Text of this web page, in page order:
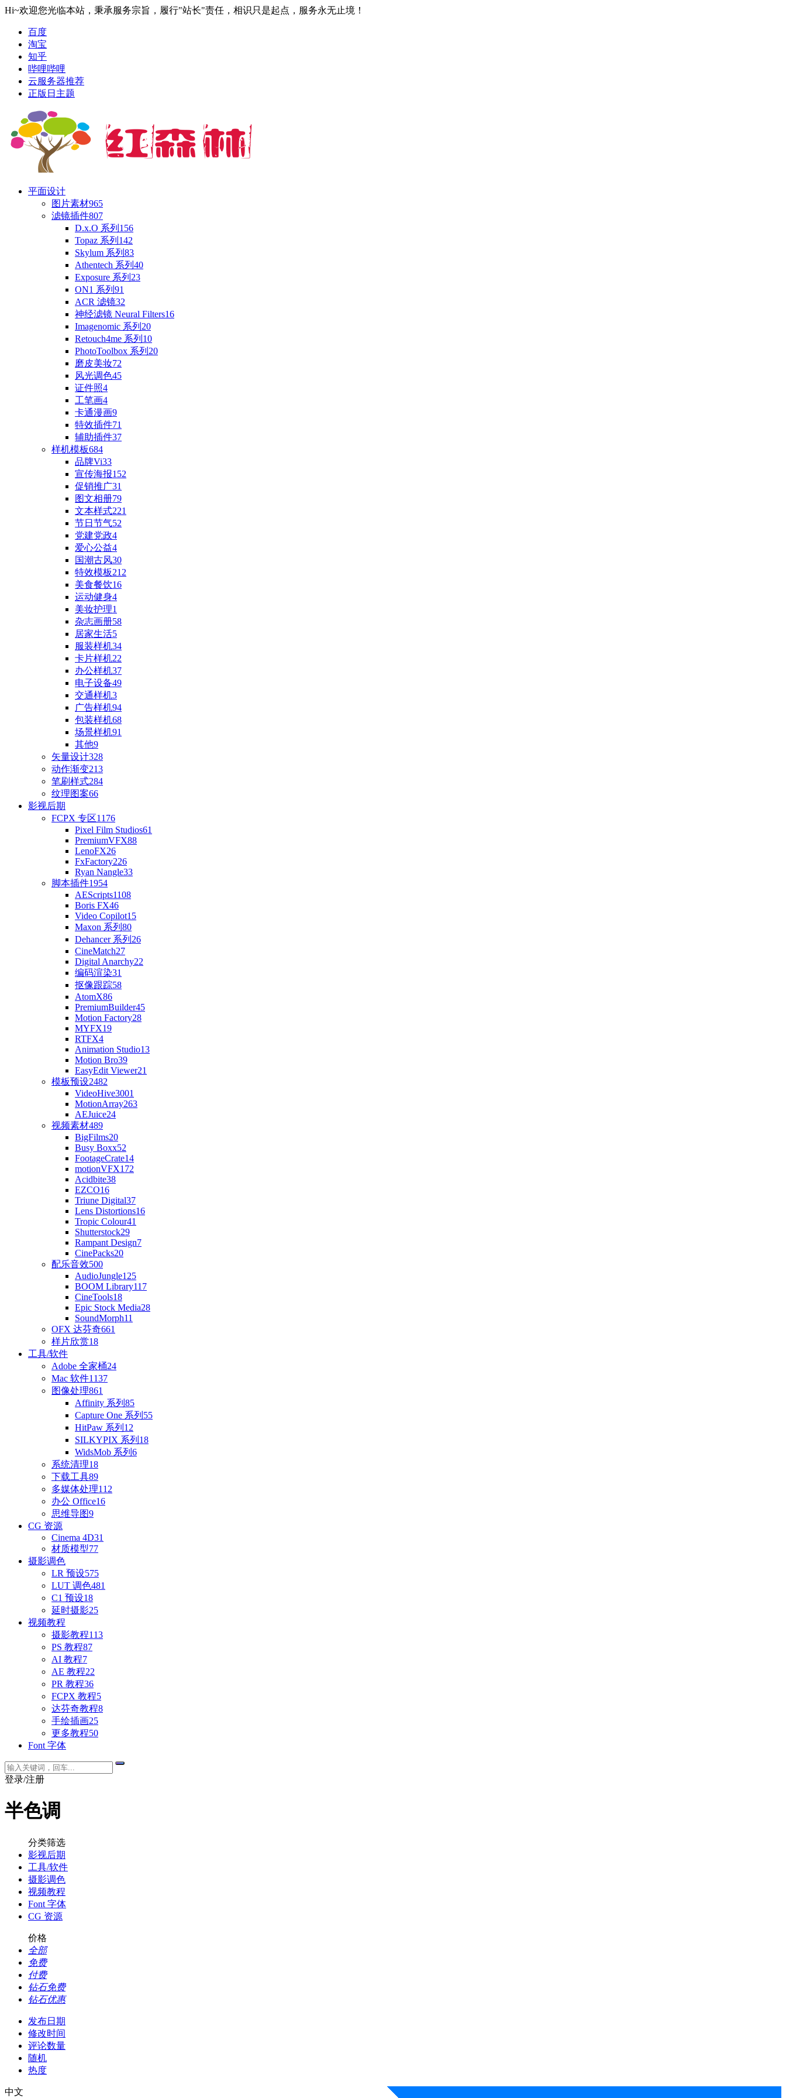
Hi~欢迎您光临本站，秉承服务宗旨，履行"站长"责任，相识只是起点，服务永无止境！
百度
淘宝
知乎
哔哩哔哩
云服务器推荐
正版日主题
平面设计
图片素材965
滤镜插件807
D.x.O 系列 156
Topaz 系列 142
Skylum 系列 83
Athentech 系列 40
Exposure 系列 23
ON1 系列 91
ACR 滤镜32
神经滤镜 Neural Filters16
Imagenomic 系列 20
Retouch4me 系列 10
PhotoToolbox 系列 20
磨皮美妆72
风光调色45
证件照4
工笔画4
卡通漫画9
特效插件71
辅助插件37
样机模板684
品牌Vi33
宣传海报152
促销推广31
图文相册79
文本样式221
节日节气52
党建党政4
爱心公益4
国潮古风30
特效模板212
美食餐饮16
运动健身4
美妆护理1
杂志画册58
居家生活5
服装样机34
卡片样机22
办公样机37
电子设备49
交通样机3
广告样机94
包装样机68
场景样机91
其他9
矢量设计328
动作渐变213
笔刷样式284
纹理图案66
影视后期
FCPX 专区1176
Pixel Film Studios61
PremiumVFX88
LenoFX26
FxFactory226
Ryan Nangle33
脚本插件1954
AEScripts1108
Boris FX46
Video Copilot15
Maxon 系列 80
Dehancer 系列 26
CineMatch27
Digital Anarchy22
编码渲染31
抠像跟踪58
AtomX86
PremiumBuilder45
Motion Factory28
MYFX19
RTFX4
Animation Studio13
Motion Bro39
EasyEdit Viewer21
模板预设2482
VideoHive3001
MotionArray263
AEJuice24
视频素材489
BigFilms20
Busy Boxx52
FootageCrate14
motionVFX172
Acidbite38
EZCO16
Triune Digital37
Lens Distortions16
Tropic Colour41
Shutterstock29
Rampant Design7
CinePacks20
配乐音效500
AudioJungle125
BOOM Library117
CineTools18
Epic Stock Media28
SoundMorph11
OFX 达芬奇661
样片欣赏18
工具/软件
Adobe 全家桶24
Mac 软件1137
图像处理861
Affinity 系列 85
Capture One 系列 55
HitPaw 系列 12
SILKYPIX 系列 18
WidsMob 系列 6
系统清理18
下载工具89
多媒体处理112
办公 Office16
思维导图9
CG 资源
Cinema 4D31
材质模型77
摄影调色
LR 预设575
LUT 调色481
C1 预设18
延时摄影25
视频教程
摄影教程113
PS 教程87
AI 教程7
AE 教程22
PR 教程36
FCPX 教程5
达芬奇教程8
手绘插画25
更多教程50
Font 字体
登录/注册
半色调
分类筛选
影视后期
工具/软件
摄影调色
视频教程
Font 字体
CG 资源
价格
全部
免费
付费
钻石免费
钻石优惠
发布日期
修改时间
评论数量
随机
热度
中文